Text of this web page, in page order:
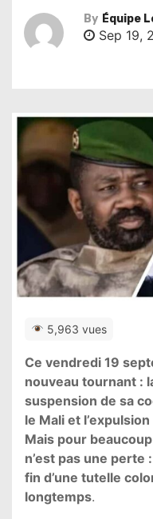
By Équipe
Sep 19,
5,963 vues
Ce vendredi 19
nouveau tournant :
suspension de sa
le Mali et
Mais pour
n’est pas une perte
fin d’une tutelle
longtemps.